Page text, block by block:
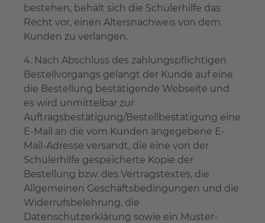
bestehen, behält sich die Schülerhilfe das
Recht vor, einen Altersnachweis von dem
Kunden zu verlangen.
4. Nach Abschluss des zahlungspflichtigen
Bestellvorgangs gelangt der Kunde auf eine
die Bestellung bestätigende Webseite und
es wird unmittelbar zur
Auftragsbestätigung/Bestellbestätigung eine
E-Mail an die vom Kunden angegebene E-
Mail-Adresse versandt, die eine von der
Schülerhilfe gespeicherte Kopie der
Bestellung bzw. des Vertragstextes, die
Allgemeinen Geschäftsbedingungen und die
Widerrufsbelehrung, die
Datenschutzerklärung sowie ein Muster-